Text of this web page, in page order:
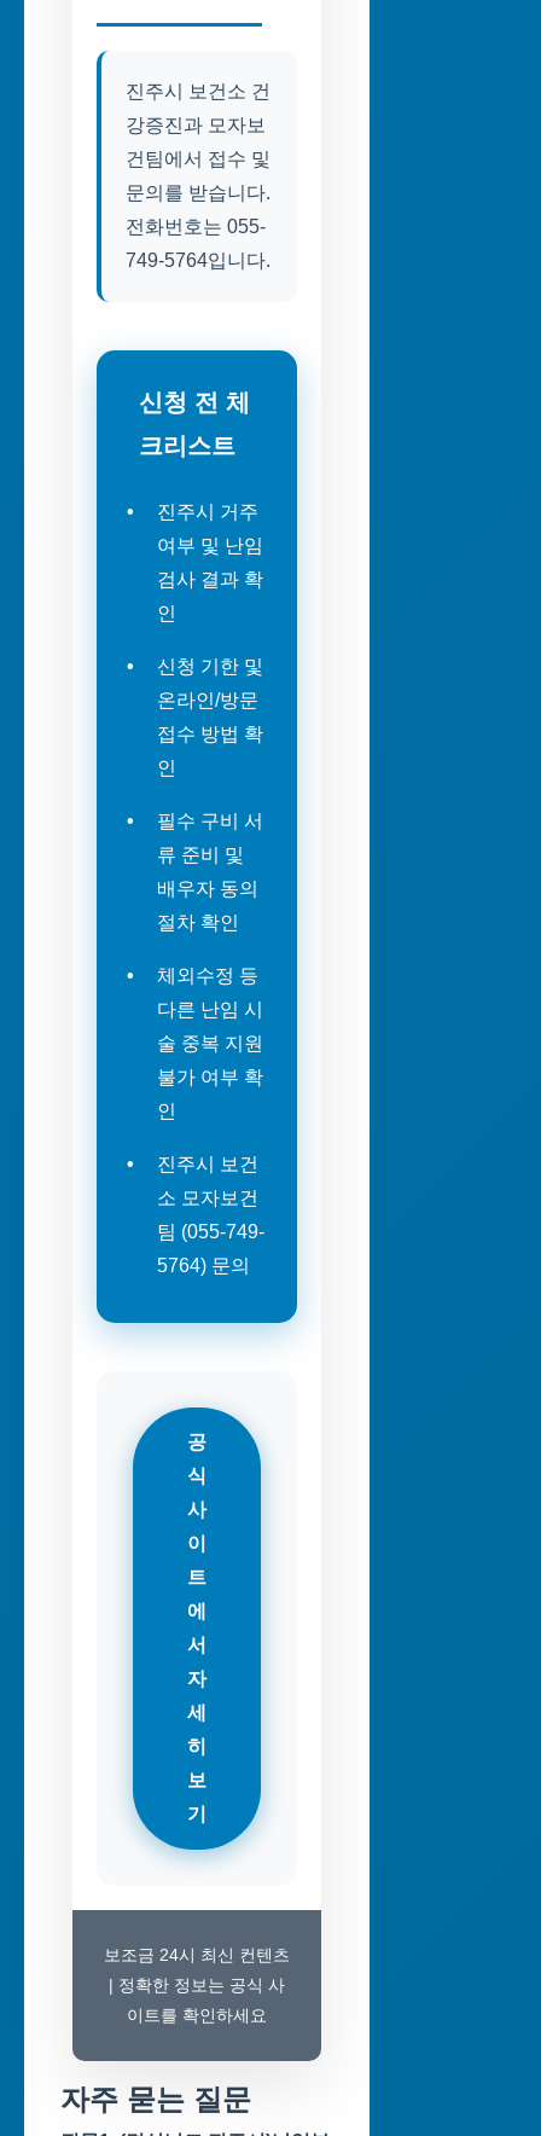
진주시 보건소 건
강증진과 모자보
건팀에서 접수 및
문의를 받습니다.
전화번호는 055-
749-5764입니다.
신청 전 체
크리스트
진주시 거주
여부 및 난임
검사 결과 확
인
신청 기한 및
온라인/방문
접수 방법 확
인
필수 구비 서
류 준비 및
배우자 동의
절차 확인
체외수정 등
다른 난임 시
술 중복 지원
불가 여부 확
인
진주시 보건
소 모자보건
팀 (055-749-
5764) 문의
공
식
사
이
트
에
서
자
세
히
보
기
보조금 24시 최신 컨텐츠
| 정확한 정보는 공식 사
이트를 확인하세요
자주 묻는 질문